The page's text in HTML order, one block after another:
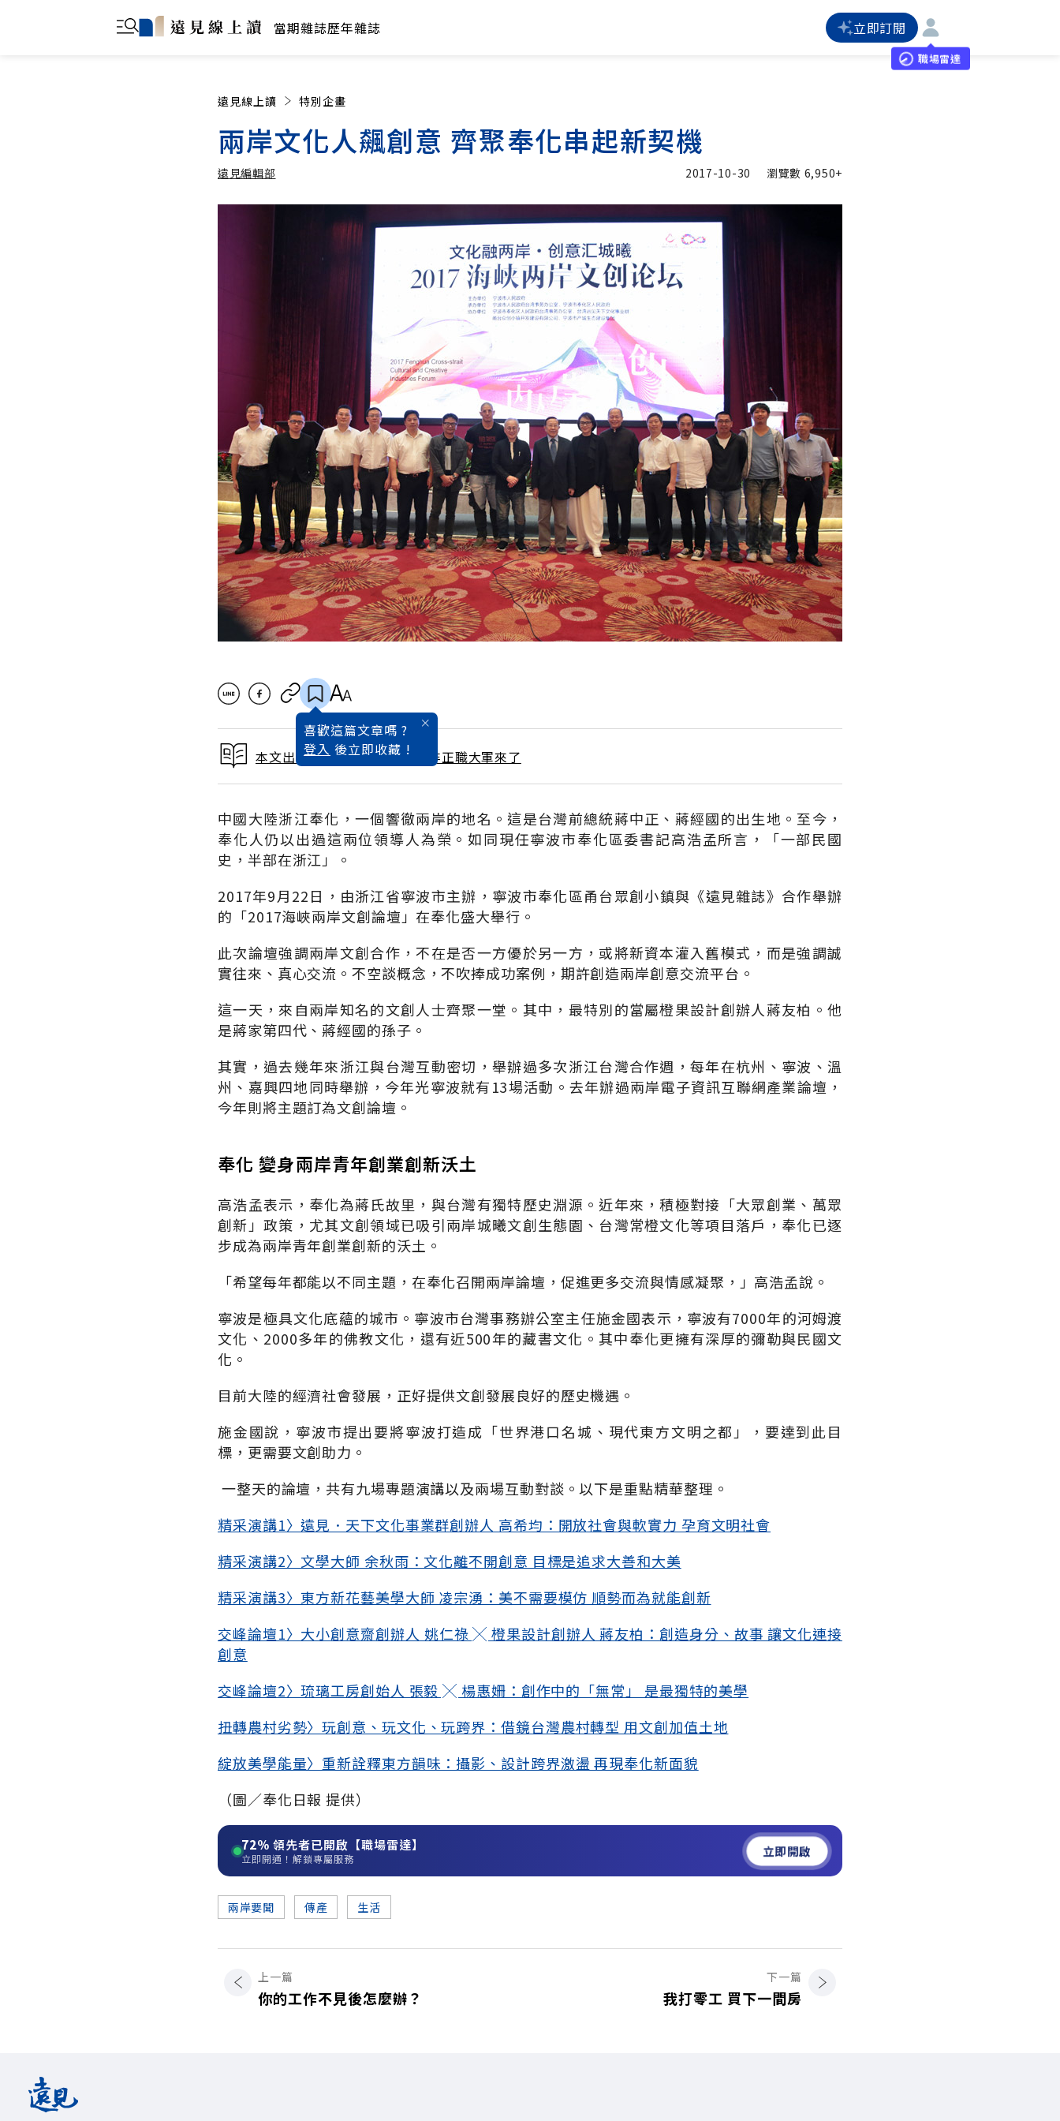
當期雜誌歷年雜誌 立即訂閱
職場雷達
遠見線上讀 特別企畫
兩岸文化人飆創意 齊聚奉化串起新契機
遠見編輯部
加入追蹤
2017-10-30 瀏覽數 6,950+
喜歡這篇文章嗎 ?
登入 後立即收藏 !
本文出自 2017 / 11月號雜誌 非正職大軍來了
中國大陸浙江奉化，一個響徹兩岸的地名。這是台灣前總統蔣中正、蔣經國的出生地。至今，
奉化人仍以出過這兩位領導人為榮。如同現任寧波市奉化區委書記高浩孟所言，「一部民國
史，半部在浙江」。
2017年9月22日，由浙江省寧波市主辦，寧波市奉化區甬台眾創小鎮與《遠見雜誌》合作舉辦
的「2017海峽兩岸文創論壇」在奉化盛大舉行。
此次論壇強調兩岸文創合作，不在是否一方優於另一方，或將新資本灌入舊模式，而是強調誠
實往來、真心交流。不空談概念，不吹捧成功案例，期許創造兩岸創意交流平台。
這一天，來自兩岸知名的文創人士齊聚一堂。其中，最特別的當屬橙果設計創辦人蔣友柏。他
是蔣家第四代、蔣經國的孫子。
其實，過去幾年來浙江與台灣互動密切，舉辦過多次浙江台灣合作週，每年在杭州、寧波、溫
州、嘉興四地同時舉辦，今年光寧波就有13場活動。去年辦過兩岸電子資訊互聯網產業論壇，
今年則將主題訂為文創論壇。
奉化 變身兩岸青年創業創新沃土
高浩孟表示，奉化為蔣氏故里，與台灣有獨特歷史淵源。近年來，積極對接「大眾創業、萬眾
創新」政策，尤其文創領域已吸引兩岸城曦文創生態園、台灣常橙文化等項目落戶，奉化已逐
步成為兩岸青年創業創新的沃土。
「希望每年都能以不同主題，在奉化召開兩岸論壇，促進更多交流與情感凝聚，」高浩孟說。
寧波是極具文化底蘊的城市。寧波市台灣事務辦公室主任施金國表示，寧波有7000年的河姆渡
文化、2000多年的佛教文化，還有近500年的藏書文化。其中奉化更擁有深厚的彌勒與民國文
化。
目前大陸的經濟社會發展，正好提供文創發展良好的歷史機遇。
施金國說，寧波市提出要將寧波打造成「世界港口名城、現代東方文明之都」，要達到此目
標，更需要文創助力。
一整天的論壇，共有九場專題演講以及兩場互動對談。以下是重點精華整理。
精采演講1〉遠見．天下文化事業群創辦人 高希均：開放社會與軟實力 孕育文明社會
精采演講2〉文學大師 余秋雨：文化離不開創意 目標是追求大善和大美
精采演講3〉東方新花藝美學大師 凌宗湧：美不需要模仿 順勢而為就能創新
交峰論壇1〉大小創意齋創辦人 姚仁祿 ╳ 橙果設計創辦人 蔣友柏：創造身分、故事 讓文化連接
創意
交峰論壇2〉琉璃工房創始人 張毅 ╳ 楊惠姍：創作中的「無常」 是最獨特的美學
扭轉農村劣勢〉玩創意、玩文化、玩跨界：借鏡台灣農村轉型 用文創加值土地
綻放美學能量〉重新詮釋東方韻味：攝影、設計跨界激盪 再現奉化新面貌
（圖／奉化日報 提供）
72% 領先者已開啟【職場雷達】
立即開通！解鎖專屬服務 立即開啟
兩岸要聞 傳產 生活
上一篇
你的工作不見後怎麼辦？
下一篇
我打零工 買下一間房